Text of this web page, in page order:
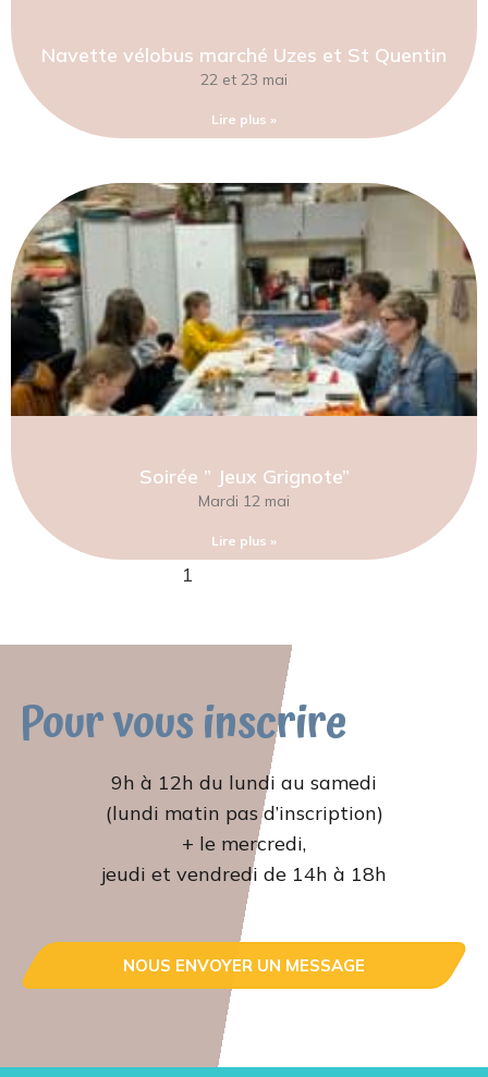
Navette vélobus marché Uzes et St Quentin
22 et 23 mai
Lire plus »
Soirée ” Jeux Grignote”
Mardi 12 mai
Lire plus »
1
Pour vous inscrire
9h à 12h du lundi au samedi
(lundi matin pas d’inscription)
+ le mercredi,
jeudi et vendredi de 14h à 18h
NOUS ENVOYER UN MESSAGE